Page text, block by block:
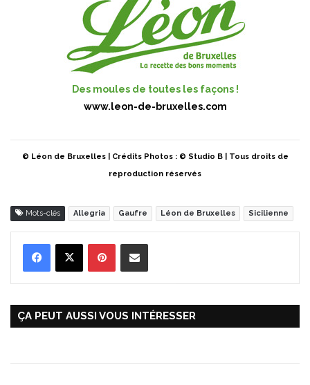
Des moules de toutes les façons !
www.leon-de-bruxelles.com
© Léon de Bruxelles | Crédits Photos : © Studio B | Tous droits de
reproduction réservés
Mots-clés Allegria Gaufre Léon de Bruxelles Sicilienne
ÇA PEUT AUSSI VOUS INTÉRESSER